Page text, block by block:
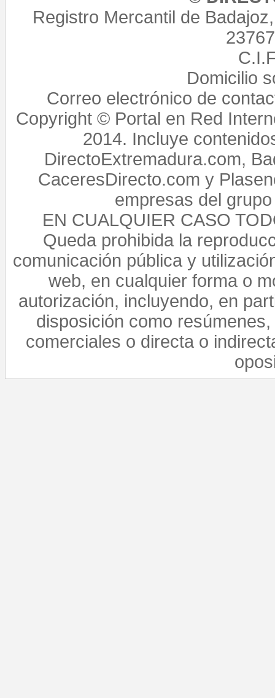
Registro Mercantil de
Domicilio
Correo electrónico de
Copyright © Portal en Red
2014. Incluye
DirectoExtremadura.com,
CaceresDirecto.com y
empresas del
EN CUALQUIER CASO
Queda prohibida la
comunicación pública y
web, en cualquier forma o
autorización, incluyendo, en
disposición como
comerciales o directa o